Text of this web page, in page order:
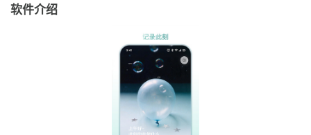
软件介绍